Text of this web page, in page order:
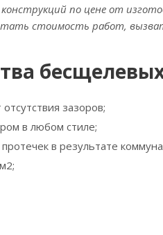
по цене от
стоимость работ,
зазоров;
в любом стиле;
в результате